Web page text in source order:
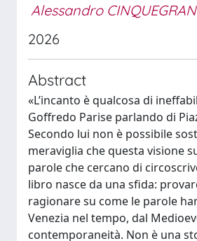
Alessandro
2026
Abstract
«L’incanto è qualcosa di
Goffredo Parise parlando di
Secondo lui non è possibile
meraviglia che questa visione
parole che cercano di
libro nasce da una sfida:
ragionare su come le parole
Venezia nel tempo, dal
contemporaneità. Non è una